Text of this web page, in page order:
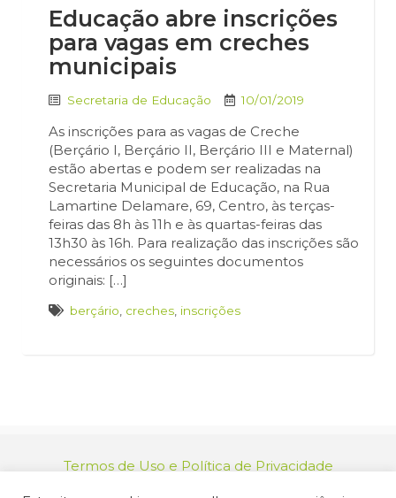
Educação abre inscrições
para vagas em creches
municipais
Secretaria de Educação 10/01/2019
As inscrições para as vagas de Creche
(Berçário I, Berçário II, Berçário III e Maternal)
estão abertas e podem ser realizadas na
Secretaria Municipal de Educação, na Rua
Lamartine Delamare, 69, Centro, às terças-
feiras das 8h às 11h e às quartas-feiras das
13h30 às 16h. Para realização das inscrições são
necessários os seguintes documentos
originais: […]
berçário creches inscrições
Termos de Uso e Política de Privacidade